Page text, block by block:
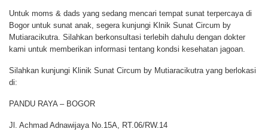
Untuk moms & dads yang sedang mencari tempat sunat terpercaya di
Bogor untuk sunat anak, segera kunjungi Klnik Sunat Circum by
Mutiaracikutra. Silahkan berkonsultasi terlebih dahulu dengan dokter
kami untuk memberikan informasi tentang kondsi kesehatan jagoan.
Silahkan kunjungi Klinik Sunat Circum by Mutiaracikutra yang berlokasi
di:
PANDU RAYA – BOGOR
Jl. Achmad Adnawijaya No.15A, RT.06/RW.14